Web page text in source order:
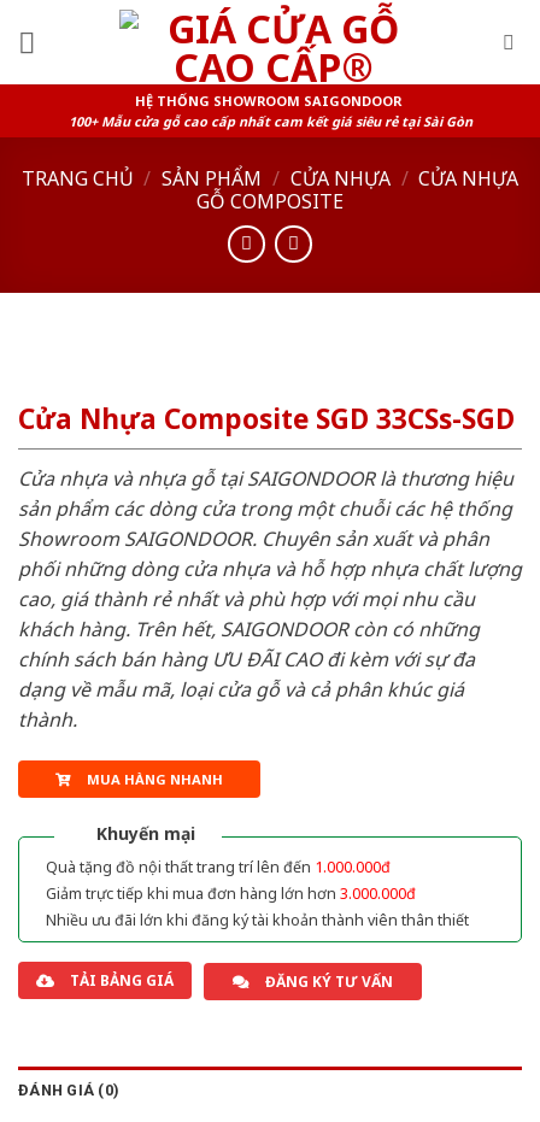
HỆ THỐNG SHOWROOM SAIGONDOOR
100+ Mẫu cửa gỗ cao cấp nhất cam kết giá siêu rẻ tại Sài Gòn
TRANG CHỦ / SẢN PHẨM / CỬA NHỰA / CỬA NHỰA
GỖ COMPOSITE
Cửa Nhựa Composite SGD 33CSs-SGD
Cửa nhựa và nhựa gỗ tại SAIGONDOOR là thương hiệu
sản phẩm các dòng cửa trong một chuỗi các hệ thống
Showroom SAIGONDOOR. Chuyên sản xuất và phân
phối những dòng cửa nhựa và hỗ hợp nhựa chất lượng
cao, giá thành rẻ nhất và phù hợp với mọi nhu cầu
khách hàng. Trên hết, SAIGONDOOR còn có những
chính sách bán hàng ƯU ĐÃI CAO đi kèm với sự đa
dạng về mẫu mã, loại cửa gỗ và cả phân khúc giá
thành.
MUA HÀNG NHANH
Khuyến mại
Quà tặng đồ nội thất trang trí lên đến 1.000.000đ
Giảm trực tiếp khi mua đơn hàng lớn hơn 3.000.000đ
Nhiều ưu đãi lớn khi đăng ký tài khoản thành viên thân thiết
TẢI BẢNG GIÁ ĐĂNG KÝ TƯ VẤN
ĐÁNH GIÁ (0)